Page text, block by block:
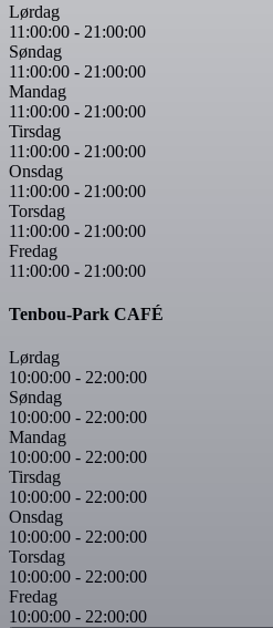
Lørdag
11:00:00 - 21:00:00
Søndag
11:00:00 - 21:00:00
Mandag
11:00:00 - 21:00:00
Tirsdag
11:00:00 - 21:00:00
Onsdag
11:00:00 - 21:00:00
Torsdag
11:00:00 - 21:00:00
Fredag
11:00:00 - 21:00:00
Tenbou-Park CAFÉ
Lørdag
10:00:00 - 22:00:00
Søndag
10:00:00 - 22:00:00
Mandag
10:00:00 - 22:00:00
Tirsdag
10:00:00 - 22:00:00
Onsdag
10:00:00 - 22:00:00
Torsdag
10:00:00 - 22:00:00
Fredag
10:00:00 - 22:00:00